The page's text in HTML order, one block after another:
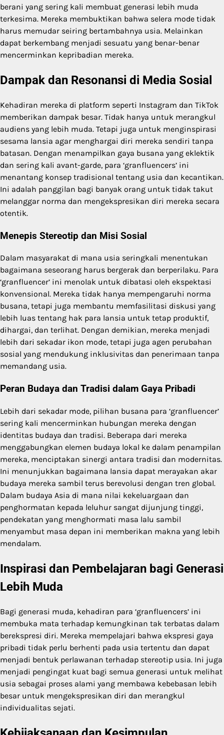
berani yang sering kali membuat generasi lebih muda
terkesima. Mereka membuktikan bahwa selera mode tidak
harus memudar seiring bertambahnya usia. Melainkan
dapat berkembang menjadi sesuatu yang benar-benar
mencerminkan kepribadian mereka.
Dampak dan Resonansi di Media Sosial
Kehadiran mereka di platform seperti Instagram dan TikTok
memberikan dampak besar. Tidak hanya untuk merangkul
audiens yang lebih muda. Tetapi juga untuk menginspirasi
sesama lansia agar menghargai diri mereka sendiri tanpa
batasan. Dengan menampilkan gaya busana yang eklektik
dan sering kali avant-garde, para ‘granfluencers’ ini
menantang konsep tradisional tentang usia dan kecantikan.
Ini adalah panggilan bagi banyak orang untuk tidak takut
melanggar norma dan mengekspresikan diri mereka secara
otentik.
Menepis Stereotip dan Misi Sosial
Dalam masyarakat di mana usia seringkali menentukan
bagaimana seseorang harus bergerak dan berperilaku. Para
‘granfluencer’ ini menolak untuk dibatasi oleh ekspektasi
konvensional. Mereka tidak hanya mempengaruhi norma
busana, tetapi juga membantu memfasilitasi diskusi yang
lebih luas tentang hak para lansia untuk tetap produktif,
dihargai, dan terlihat. Dengan demikian, mereka menjadi
lebih dari sekadar ikon mode, tetapi juga agen perubahan
sosial yang mendukung inklusivitas dan penerimaan tanpa
memandang usia.
Peran Budaya dan Tradisi dalam Gaya Pribadi
Lebih dari sekadar mode, pilihan busana para ‘granfluencer’
sering kali mencerminkan hubungan mereka dengan
identitas budaya dan tradisi. Beberapa dari mereka
menggabungkan elemen budaya lokal ke dalam penampilan
mereka, menciptakan sinergi antara tradisi dan modernitas.
Ini menunjukkan bagaimana lansia dapat merayakan akar
budaya mereka sambil terus berevolusi dengan tren global.
Dalam budaya Asia di mana nilai kekeluargaan dan
penghormatan kepada leluhur sangat dijunjung tinggi,
pendekatan yang menghormati masa lalu sambil
menyambut masa depan ini memberikan makna yang lebih
mendalam.
Inspirasi dan Pembelajaran bagi Generasi
Lebih Muda
Bagi generasi muda, kehadiran para ‘granfluencers’ ini
membuka mata terhadap kemungkinan tak terbatas dalam
berekspresi diri. Mereka mempelajari bahwa ekspresi gaya
pribadi tidak perlu berhenti pada usia tertentu dan dapat
menjadi bentuk perlawanan terhadap stereotip usia. Ini juga
menjadi pengingat kuat bagi semua generasi untuk melihat
usia sebagai proses alami yang membawa kebebasan lebih
besar untuk mengekspresikan diri dan merangkul
individualitas sejati.